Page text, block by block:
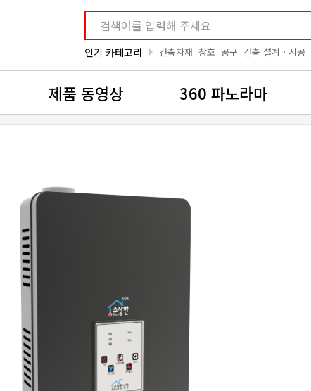
인기 카테고리 arrow_right 건축자재 창호 공구 건축 설계ㆍ시공
제품 동영상 360 파노라마